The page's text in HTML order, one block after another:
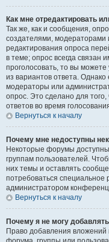
Как мне отредактировать
Так же, как и сообщения,
создателями,
редактирования опроса
в теме; опрос всегда связан
проголосовать, то вы
из вариантов ответа. Однако
модераторы или
опрос. Это сделано для
ответов во время
Вернуться к началу
Почему мне недоступны
Некоторые форумы
группам пользователей.
них темы и оставлять
потребоваться
администратором
Вернуться к началу
Почему я не могу
Право добавления